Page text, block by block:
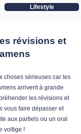
Lifestyle
révisions et
choses sérieuses car les
arrivent à grande
les révisions et
vous faire dépasser et
aux partiels ou un oral
voltige !